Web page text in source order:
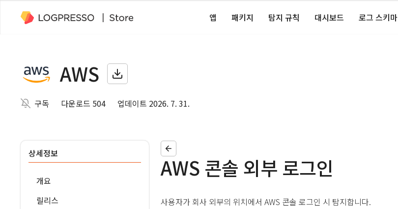
앱 패키지 탐지 규칙 대시보드 로그 스키마
AWS
구독 다운로드 504 업데이트 2026. 7. 31.
상세정보
개요
릴리스
AWS 콘솔 외부 로그인
사용자가 회사 외부의 위치에서 AWS 콘솔 로그인 시 탐지합니다.